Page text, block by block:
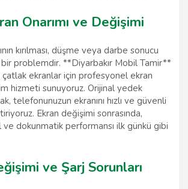
Onarımı ve Değişimi
kırılması, düşme veya darbe sonucu
bir problemdir. **Diyarbakır Mobil Tamir**
çatlak ekranlar için profesyonel ekran
hizmeti sunuyoruz. Orijinal yedek
telefonunuzun ekranını hızlı ve güvenli
Ekran değişimi sonrasında,
ve dokunmatik performansı ilk günkü gibi
ve Şarj Sorunları